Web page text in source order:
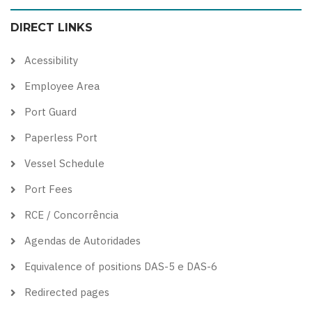
color
theme
blue
theme
high
visibility
soft
theme
DIRECT LINKS
Acessibility
Employee Area
Port Guard
Paperless Port
Vessel Schedule
Port Fees
RCE / Concorrência
Agendas de Autoridades
Equivalence of positions DAS-5 e DAS-6
Redirected pages